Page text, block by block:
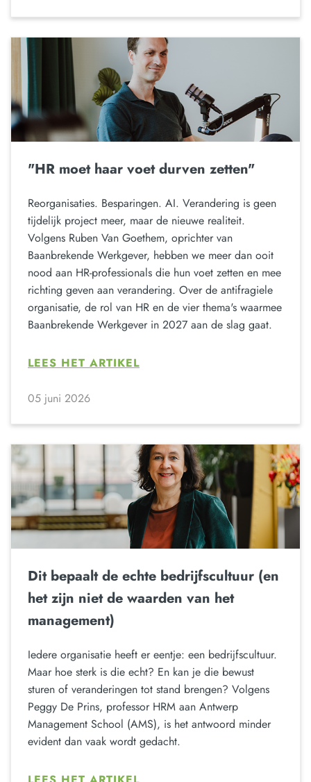
"HR moet haar voet durven zetten"
Reorganisaties. Besparingen. AI. Verandering is geen
tijdelijk project meer, maar de nieuwe realiteit.
Volgens Ruben Van Goethem, oprichter van
Baanbrekende Werkgever, hebben we meer dan ooit
nood aan HR-professionals die hun voet zetten en mee
richting geven aan verandering. Over de antifragiele
organisatie, de rol van HR en de vier thema's waarmee
Baanbrekende Werkgever in 2027 aan de slag gaat.
LEES HET ARTIKEL
05 juni 2026
Dit bepaalt de echte bedrijfscultuur (en
het zijn niet de waarden van het
management)
Iedere organisatie heeft er eentje: een bedrijfscultuur.
Maar hoe sterk is die echt? En kan je die bewust
sturen of veranderingen tot stand brengen? Volgens
Peggy De Prins, professor HRM aan Antwerp
Management School (AMS), is het antwoord minder
evident dan vaak wordt gedacht.